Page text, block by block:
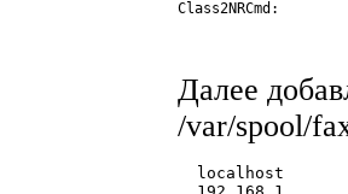
Далее
/var/spool/
  localhost